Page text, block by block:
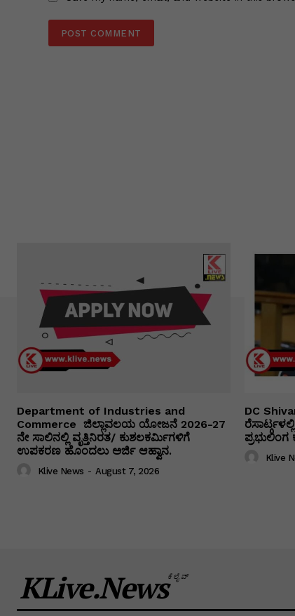
Department of Industries and
Commerce ಜಿಲ್ಲಾವಲಯ ಯೋಜನೆ 2026-27
ನೇ ಸಾಲಿನಲ್ಲಿ ವೃತ್ತಿನಿರತ/ ಕುಶಲಕರ್ಮಿಗಳಿಗೆ
ಉಪಕರಣ ಹೊಂದಲು ಅರ್ಜಿ ಆಹ್ವಾನ.
Klive News - August 7, 2026
DC
ಪ್ರಭುಲಿಂಗ
Klive
KLive.Newsಕೆಲೈವ್